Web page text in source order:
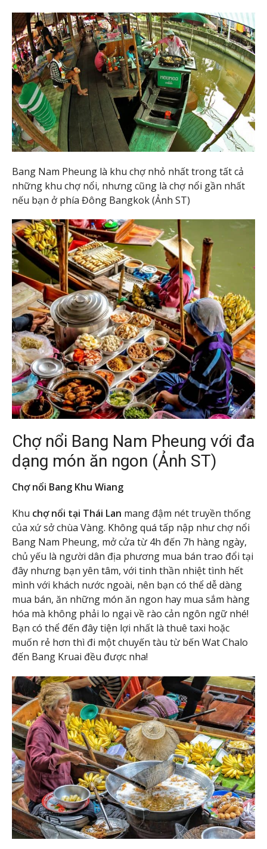
Bang Nam Pheung là khu chợ nhỏ nhất trong tất cả
những khu chợ nổi, nhưng cũng là chợ nổi gần nhất
nếu bạn ở phía Đông Bangkok (Ảnh ST)
Chợ nổi Bang Nam Pheung với đa
dạng món ăn ngon (Ảnh ST)
Chợ nổi Bang Khu Wiang
Khu chợ nổi tại Thái Lan mang đậm nét truyền thống
của xứ sở chùa Vàng. Không quá tấp nập như chợ nổi
Bang Nam Pheung, mở cửa từ 4h đến 7h hàng ngày,
chủ yếu là người dân địa phương mua bán trao đổi tại
đây nhưng bạn yên tâm, với tinh thần nhiệt tình hết
mình với khách nước ngoài, nên bạn có thể dễ dàng
mua bán, ăn những món ăn ngon hay mua sắm hàng
hóa mà không phải lo ngại về rào cản ngôn ngữ nhé!
Bạn có thể đến đây tiện lợi nhất là thuê taxi hoặc
muốn rẻ hơn thì đi một chuyến tàu từ bến Wat Chalo
đến Bang Kruai đều được nha!